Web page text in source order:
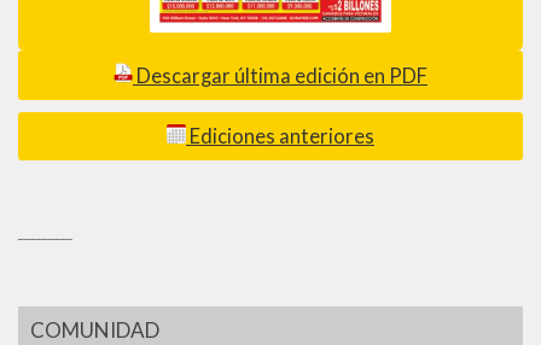
Descargar última edición en PDF
Ediciones anteriores
COMUNIDAD